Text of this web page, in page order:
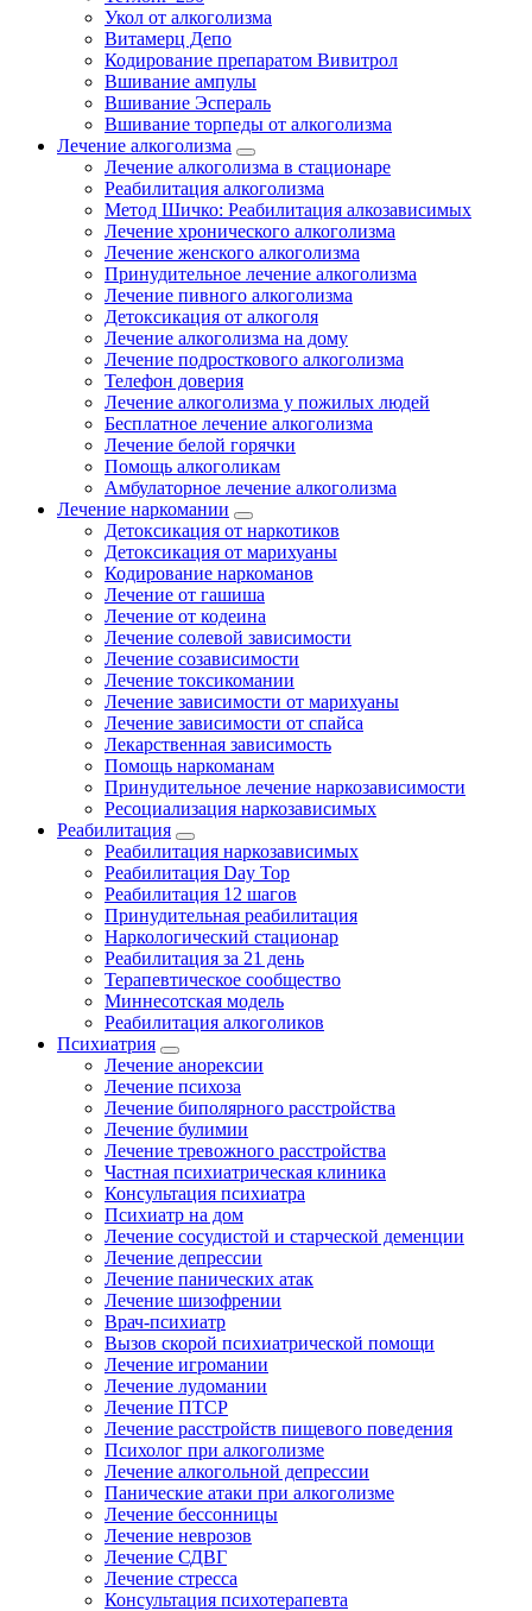
Укол от алкоголизма
Витамерц Депо
Кодирование препаратом Вивитрол
Вшивание ампулы
Вшивание Эспераль
Вшивание торпеды от алкоголизма
Лечение алкоголизма
Лечение алкоголизма в стационаре
Реабилитация алкоголизма
Метод Шичко: Реабилитация алкозависимых
Лечение хронического алкоголизма
Лечение женского алкоголизма
Принудительное лечение алкоголизма
Лечение пивного алкоголизма
Детоксикация от алкоголя
Лечение алкоголизма на дому
Лечение подросткового алкоголизма
Телефон доверия
Лечение алкоголизма у пожилых людей
Бесплатное лечение алкоголизма
Лечение белой горячки
Помощь алкоголикам
Амбулаторное лечение алкоголизма
Лечение наркомании
Детоксикация от наркотиков
Детоксикация от марихуаны
Кодирование наркоманов
Лечение от гашиша
Лечение от кодеина
Лечение солевой зависимости
Лечение созависимости
Лечение токсикомании
Лечение зависимости от марихуаны
Лечение зависимости от спайса
Лекарственная зависимость
Помощь наркоманам
Принудительное лечение наркозависимости
Ресоциализация наркозависимых
Реабилитация
Реабилитация наркозависимых
Реабилитация Day Top
Реабилитация 12 шагов
Принудительная реабилитация
Наркологический стационар
Реабилитация за 21 день
Терапевтическое сообщество
Миннесотская модель
Реабилитация алкоголиков
Психиатрия
Лечение анорексии
Лечение психоза
Лечение биполярного расстройства
Лечение булимии
Лечение тревожного расстройства
Частная психиатрическая клиника
Консультация психиатра
Психиатр на дом
Лечение сосудистой и старческой деменции
Лечение депрессии
Лечение панических атак
Лечение шизофрении
Врач-психиатр
Вызов скорой психиатрической помощи
Лечение игромании
Лечение лудомании
Лечение ПТСР
Лечение расстройств пищевого поведения
Психолог при алкоголизме
Лечение алкогольной депрессии
Панические атаки при алкоголизме
Лечение бессонницы
Лечение неврозов
Лечение СДВГ
Лечение стресса
Консультация психотерапевта